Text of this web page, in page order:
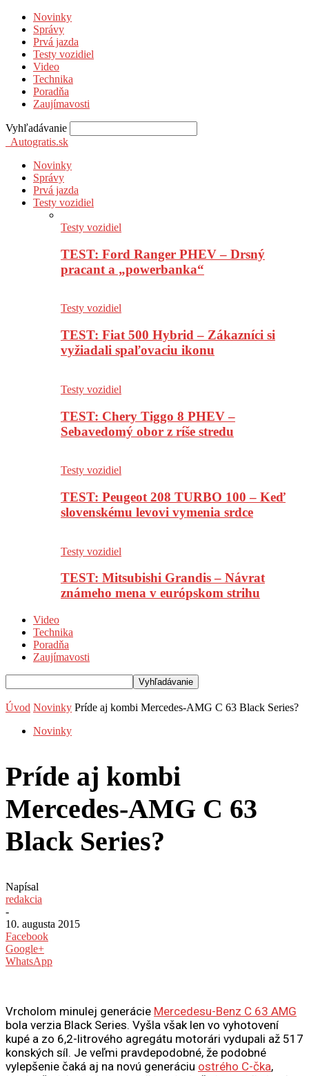
Novinky
Správy
Prvá jazda
Testy vozidiel
Video
Technika
Poradňa
Zaujímavosti
Vyhľadávanie
Autogratis.sk
Novinky
Správy
Prvá jazda
Testy vozidiel
Testy vozidiel
TEST: Ford Ranger PHEV – Drsný
pracant a „powerbanka“
Testy vozidiel
TEST: Fiat 500 Hybrid – Zákazníci si
vyžiadali spaľovaciu ikonu
Testy vozidiel
TEST: Chery Tiggo 8 PHEV –
Sebavedomý obor z ríše stredu
Testy vozidiel
TEST: Peugeot 208 TURBO 100 – Keď
slovenskému levovi vymenia srdce
Testy vozidiel
TEST: Mitsubishi Grandis – Návrat
známeho mena v európskom strihu
Video
Technika
Poradňa
Zaujímavosti
Úvod Novinky Príde aj kombi Mercedes-AMG C 63 Black Series?
Novinky
Príde aj kombi
Mercedes-AMG C 63
Black Series?
Napísal
redakcia
-
10. augusta 2015
Facebook
Google+
WhatsApp
Vrcholom minulej generácie Mercedesu-Benz C 63 AMG
bola verzia Black Series. Vyšla však len vo vyhotovení
kupé a zo 6,2-litrového agregátu motorári vydupali až 517
konských síl. Je veľmi pravdepodobné, že podobné
vylepšenie čaká aj na novú generáciu ostrého C-čka,